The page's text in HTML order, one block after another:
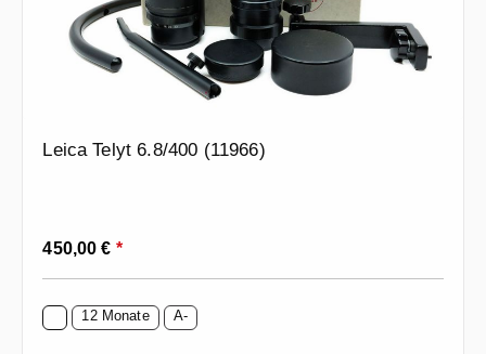
Leica Telyt 6.8/400 (11966)
Regulärer Preis:
450,00 € *
12 Monate A-